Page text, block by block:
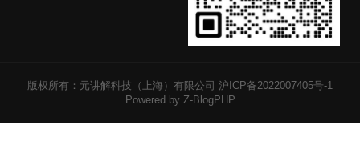
版权所有：元讲解科技（上海）有限公司 沪ICP备2022007405号-1
Powered by Z-BlogPHP